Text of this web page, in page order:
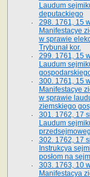
Laudum
deputackiego
298. 1761, 15
Manifestacye
w sprawie
Trybunał kor.
299. 1761, 15
Laudum
300. 1761, 15
Manifestacye
w sprawie
ziemskiego
301. 1762, 17
Laudum
302. 1762, 17
Instrukcya
posłom na
303. 1763, 10
Manifestacya